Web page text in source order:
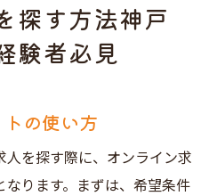
探す方法神戸
験者必見
の使い方
を探す際に、オンライン求
ります。まずは、希望条件